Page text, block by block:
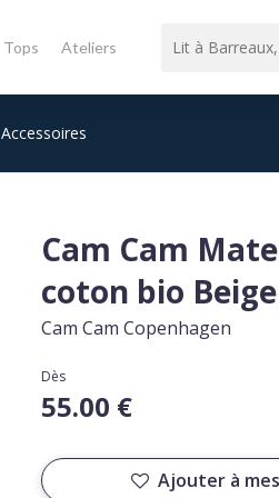
Tops Ateliers
Accessoires
Cam Cam
coton bio Beige
Cam Cam Copenhagen
Dès
55.00 €
Ajouter à